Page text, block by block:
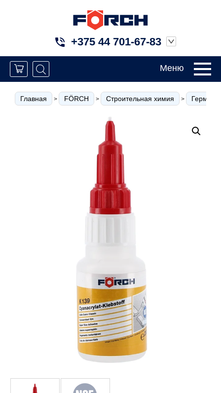
+375 44 701-67-83
Меню
Главная > FÖRCH > Строительная химия >